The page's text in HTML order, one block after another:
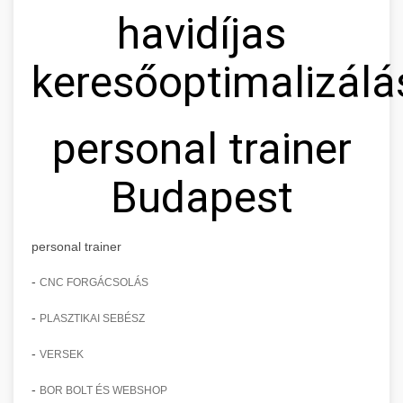
havidíjas
personal trainer
Budapest
personal trainer
- CNC FORGÁCSOLÁS
- PLASZTIKAI SEBÉSZ
- VERSEK
- BOR BOLT ÉS WEBSHOP